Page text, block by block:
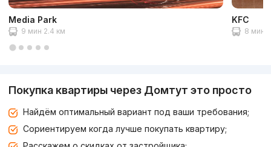
Media Park
9 мин 2.4 км
KFC
8 мин
Покупка квартиры через Домтут это просто
Найдём оптимальный вариант под ваши требования;
Сориентируем когда лучше покупать квартиру;